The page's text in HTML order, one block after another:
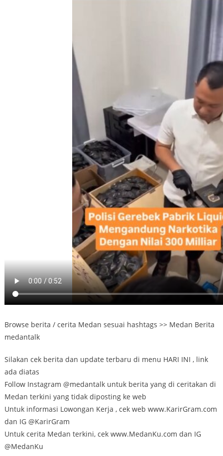
Browse berita / cerita Medan sesuai hashtags >> Medan Berita
medantalk
Silakan cek berita dan update terbaru di menu HARI INI , link
ada diatas
Follow Instagram @medantalk untuk berita yang di ceritakan di
Medan terkini yang tidak diposting ke web
Untuk informasi Lowongan Kerja , cek web www.KarirGram.com
dan IG @KarirGram
Untuk cerita Medan terkini, cek www.MedanKu.com dan IG
@MedanKu